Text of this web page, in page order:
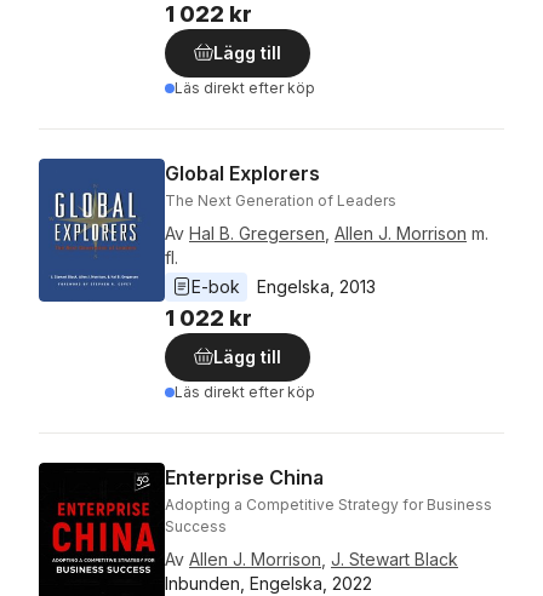
1 022 kr
Lägg till
Läs direkt efter köp
Global Explorers
The Next Generation of Leaders
Av Hal B. Gregersen Allen J. Morrison m.
fl.
E-bok
Engelska 2013
1 022 kr
Lägg till
Läs direkt efter köp
Enterprise China
Adopting a Competitive Strategy for Business
Success
Av Allen J. Morrison J. Stewart Black
Inbunden, Engelska, 2022